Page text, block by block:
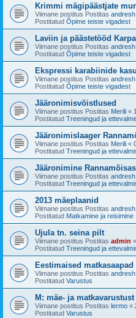
Krimmi mägipäästjate
Viimane postitus Postitas andresh
Postitatud Õpime teiste vigadest
Laviin ja päästetööd
Viimane postitus Postitas andresh
Postitatud Õpime teiste vigadest
Ekspressi karabiinide
Viimane postitus Postitas andresh
Postitatud Õpime teiste vigadest
Jääronimisvõistlused
Viimane postitus Postitas Merili «
Postitatud Treeningud ja
Jääronimislaager
Viimane postitus Postitas Merili «
Postitatud Treeningud ja
Jääronimine
Viimane postitus Postitas andresh
Postitatud Treeningud ja
2013 mäeplaanid
Viimane postitus Postitas andresh
Postitatud Matkamine ja reisimine
Ujula tn. seina pilt
Viimane postitus Postitas admin «
Postitatud Treeningud ja
Eestimaised matkasaapad
Viimane postitus Postitas andresh
Postitatud Varustus
M: mäe- ja matkavarustust
Viimane postitus Postitas lermo «
Postitatud Varustus